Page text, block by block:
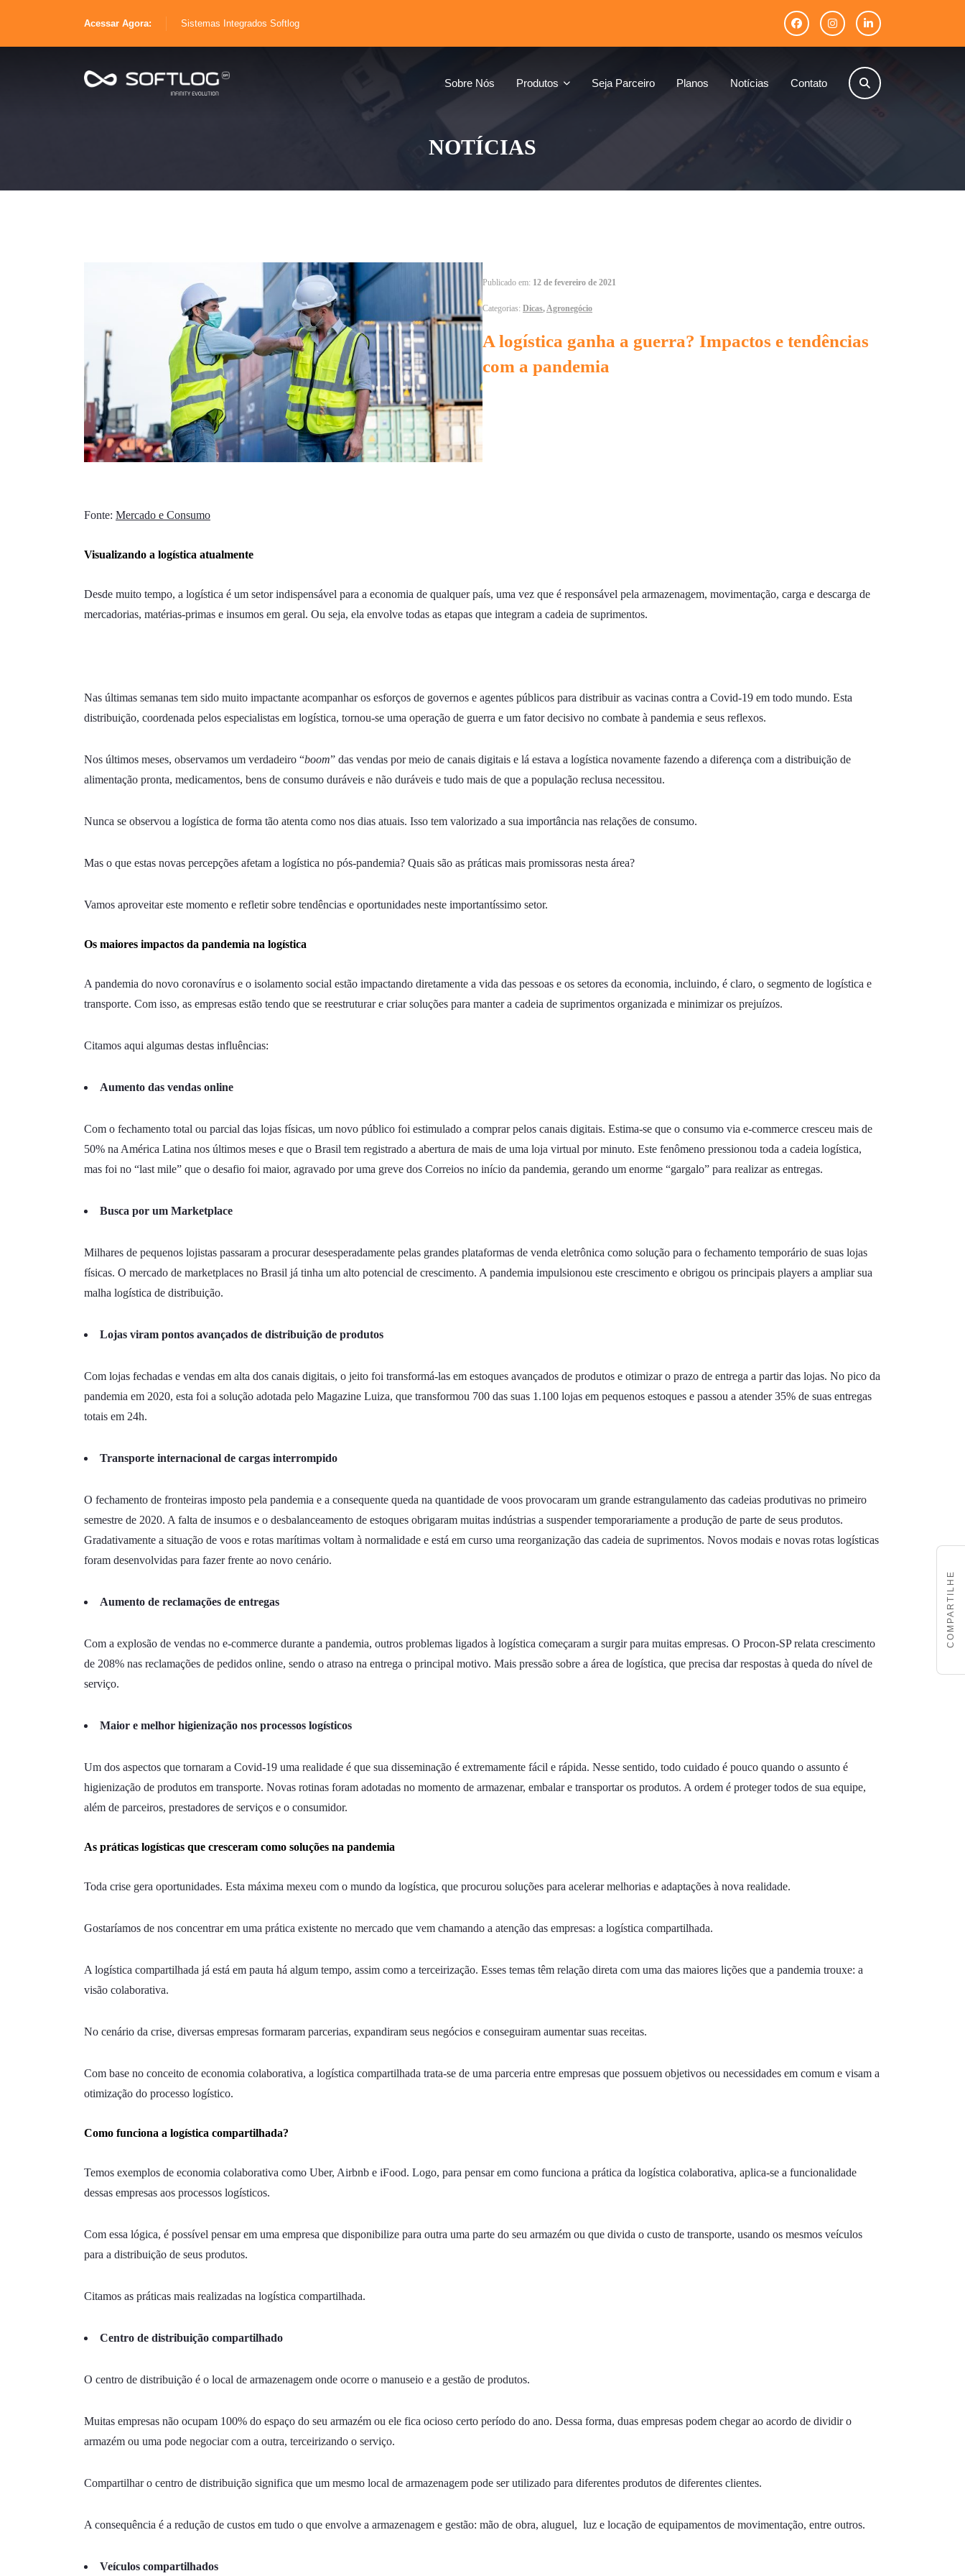
COMPARTILHE
Acessar Agora: Sistemas Integrados Softlog
Sobre Nós Produtos Seja Parceiro Planos Notícias Contato
NOTÍCIAS
Publicado em: 12 de fevereiro de 2021
Categorias: Dicas,Agronegócio
A logística ganha a guerra? Impactos e tendências
com a pandemia
Fonte: Mercado e Consumo
Visualizando a logística atualmente
Desde muito tempo, a logística é um setor indispensável para a economia de qualquer país, uma vez que é responsável pela armazenagem, movimentação, carga e descarga de
mercadorias, matérias-primas e insumos em geral. Ou seja, ela envolve todas as etapas que integram a cadeia de suprimentos.
Nas últimas semanas tem sido muito impactante acompanhar os esforços de governos e agentes públicos para distribuir as vacinas contra a Covid-19 em todo mundo. Esta
distribuição, coordenada pelos especialistas em logística, tornou-se uma operação de guerra e um fator decisivo no combate à pandemia e seus reflexos.
Nos últimos meses, observamos um verdadeiro “boom” das vendas por meio de canais digitais e lá estava a logística novamente fazendo a diferença com a distribuição de
alimentação pronta, medicamentos, bens de consumo duráveis e não duráveis e tudo mais de que a população reclusa necessitou.
Nunca se observou a logística de forma tão atenta como nos dias atuais. Isso tem valorizado a sua importância nas relações de consumo.
Mas o que estas novas percepções afetam a logística no pós-pandemia? Quais são as práticas mais promissoras nesta área?
Vamos aproveitar este momento e refletir sobre tendências e oportunidades neste importantíssimo setor.
Os maiores impactos da pandemia na logística
A pandemia do novo coronavírus e o isolamento social estão impactando diretamente a vida das pessoas e os setores da economia, incluindo, é claro, o segmento de logística e
transporte. Com isso, as empresas estão tendo que se reestruturar e criar soluções para manter a cadeia de suprimentos organizada e minimizar os prejuízos.
Citamos aqui algumas destas influências:
Aumento das vendas online
Com o fechamento total ou parcial das lojas físicas, um novo público foi estimulado a comprar pelos canais digitais. Estima-se que o consumo via e-commerce cresceu mais de
50% na América Latina nos últimos meses e que o Brasil tem registrado a abertura de mais de uma loja virtual por minuto. Este fenômeno pressionou toda a cadeia logística,
mas foi no “last mile” que o desafio foi maior, agravado por uma greve dos Correios no início da pandemia, gerando um enorme “gargalo” para realizar as entregas.
Busca por um Marketplace
Milhares de pequenos lojistas passaram a procurar desesperadamente pelas grandes plataformas de venda eletrônica como solução para o fechamento temporário de suas lojas
físicas. O mercado de marketplaces no Brasil já tinha um alto potencial de crescimento. A pandemia impulsionou este crescimento e obrigou os principais players a ampliar sua
malha logística de distribuição.
Lojas viram pontos avançados de distribuição de produtos
Com lojas fechadas e vendas em alta dos canais digitais, o jeito foi transformá-las em estoques avançados de produtos e otimizar o prazo de entrega a partir das lojas. No pico da
pandemia em 2020, esta foi a solução adotada pelo Magazine Luiza, que transformou 700 das suas 1.100 lojas em pequenos estoques e passou a atender 35% de suas entregas
totais em 24h.
Transporte internacional de cargas interrompido
O fechamento de fronteiras imposto pela pandemia e a consequente queda na quantidade de voos provocaram um grande estrangulamento das cadeias produtivas no primeiro
semestre de 2020. A falta de insumos e o desbalanceamento de estoques obrigaram muitas indústrias a suspender temporariamente a produção de parte de seus produtos.
Gradativamente a situação de voos e rotas marítimas voltam à normalidade e está em curso uma reorganização das cadeia de suprimentos. Novos modais e novas rotas logísticas
foram desenvolvidas para fazer frente ao novo cenário.
Aumento de reclamações de entregas
Com a explosão de vendas no e-commerce durante a pandemia, outros problemas ligados à logística começaram a surgir para muitas empresas. O Procon-SP relata crescimento
de 208% nas reclamações de pedidos online, sendo o atraso na entrega o principal motivo. Mais pressão sobre a área de logística, que precisa dar respostas à queda do nível de
serviço.
Maior e melhor higienização nos processos logísticos
Um dos aspectos que tornaram a Covid-19 uma realidade é que sua disseminação é extremamente fácil e rápida. Nesse sentido, todo cuidado é pouco quando o assunto é
higienização de produtos em transporte. Novas rotinas foram adotadas no momento de armazenar, embalar e transportar os produtos. A ordem é proteger todos de sua equipe,
além de parceiros, prestadores de serviços e o consumidor.
As práticas logísticas que cresceram como soluções na pandemia
Toda crise gera oportunidades. Esta máxima mexeu com o mundo da logística, que procurou soluções para acelerar melhorias e adaptações à nova realidade.
Gostaríamos de nos concentrar em uma prática existente no mercado que vem chamando a atenção das empresas: a logística compartilhada.
A logística compartilhada já está em pauta há algum tempo, assim como a terceirização. Esses temas têm relação direta com uma das maiores lições que a pandemia trouxe: a
visão colaborativa.
No cenário da crise, diversas empresas formaram parcerias, expandiram seus negócios e conseguiram aumentar suas receitas.
Com base no conceito de economia colaborativa, a logística compartilhada trata-se de uma parceria entre empresas que possuem objetivos ou necessidades em comum e visam a
otimização do processo logístico.
Como funciona a logística compartilhada?
Temos exemplos de economia colaborativa como Uber, Airbnb e iFood. Logo, para pensar em como funciona a prática da logística colaborativa, aplica-se a funcionalidade
dessas empresas aos processos logísticos.
Com essa lógica, é possível pensar em uma empresa que disponibilize para outra uma parte do seu armazém ou que divida o custo de transporte, usando os mesmos veículos
para a distribuição de seus produtos.
Citamos as práticas mais realizadas na logística compartilhada.
Centro de distribuição compartilhado
O centro de distribuição é o local de armazenagem onde ocorre o manuseio e a gestão de produtos.
Muitas empresas não ocupam 100% do espaço do seu armazém ou ele fica ocioso certo período do ano. Dessa forma, duas empresas podem chegar ao acordo de dividir o
armazém ou uma pode negociar com a outra, terceirizando o serviço.
Compartilhar o centro de distribuição significa que um mesmo local de armazenagem pode ser utilizado para diferentes produtos de diferentes clientes.
A consequência é a redução de custos em tudo o que envolve a armazenagem e gestão: mão de obra, aluguel, luz e locação de equipamentos de movimentação, entre outros.
Veículos compartilhados